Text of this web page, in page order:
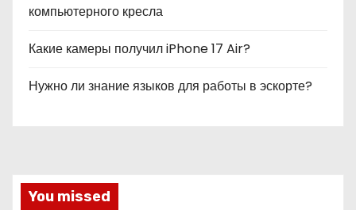
компьютерного кресла
Какие камеры получил iPhone 17 Air?
Нужно ли знание языков для работы в эскорте?
You missed